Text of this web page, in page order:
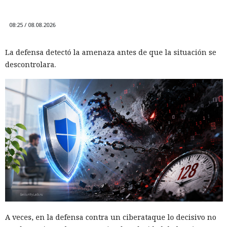
08:25 / 08.08.2026
La defensa detectó la amenaza antes de que la situación se
descontrolara.
A veces, en la defensa contra un ciberataque lo decisivo no